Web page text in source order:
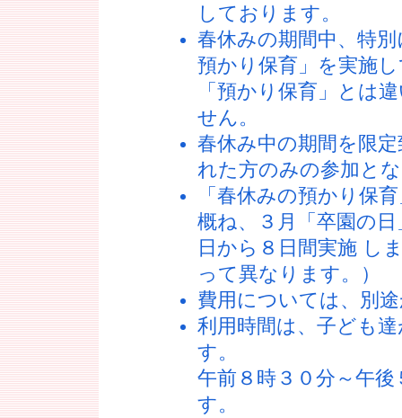
しております。
春休みの期間中、特
預かり保育」を実施
「預かり保育」とは
せん。
春休み中の期間を限
れた方のみの参加と
「春休みの預か
概ね、３月「卒園の
日から８日間実施 し
って異なります。）
費用については、別
利用時間は、子ども
す。
午前８時３０分～午
す。